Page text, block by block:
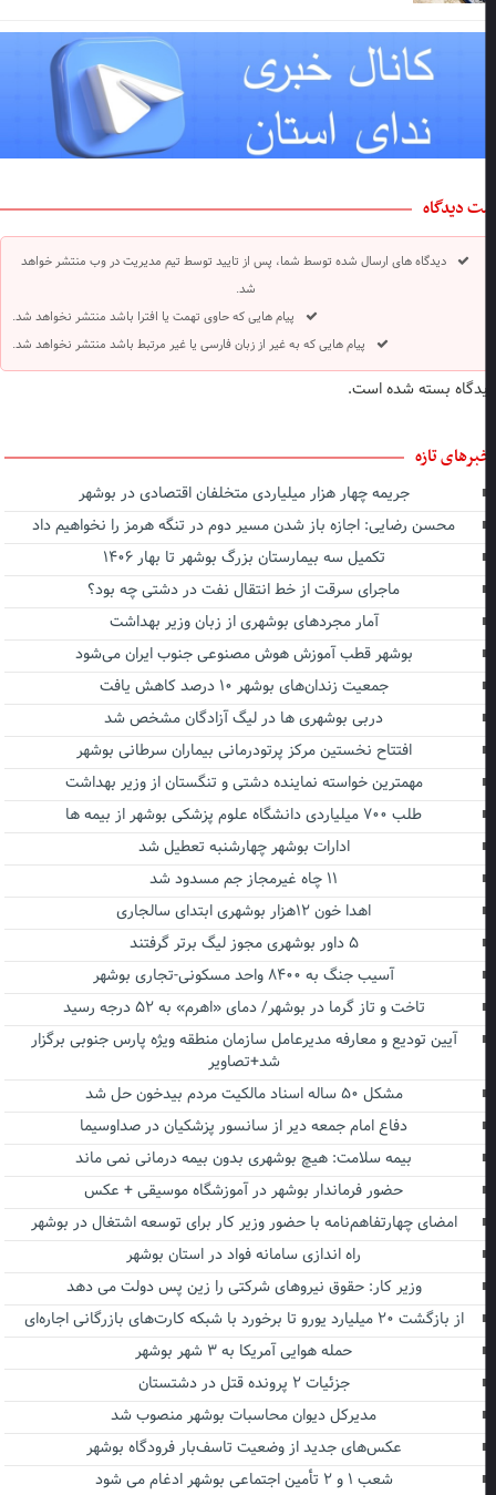
دیدگاه
دیدگاه های ارسال شده توسط شما، پس از تایید توسط تیم مدیریت در وب منتشر خواهد
شد.
پیام هایی که حاوی تهمت یا افترا باشد منتشر نخواهد شد.
پیام هایی که به غیر از زبان فارسی یا غیر مرتبط باشد منتشر نخواهد شد.
بسته شده است.
تازه
جریمه چهار هزار میلیاردی متخلفان اقتصادی در بوشهر
محسن رضایی: اجازه باز شدن مسیر دوم در تنگه هرمز را نخواهیم داد
تکمیل سه بیمارستان بزرگ بوشهر تا بهار ۱۴۰۶
ماجرای سرقت از خط انتقال نفت در دشتی چه بود؟
آمار مجردهای بوشهری از زبان وزیر بهداشت
بوشهر قطب آموزش هوش مصنوعی جنوب ایران می‌شود
جمعیت زندان‌های بوشهر ۱۰ درصد کاهش یافت
دربی بوشهری ها در لیگ آزادگان مشخص شد
افتتاح نخستین مرکز پرتودرمانی بیماران سرطانی بوشهر
مهمترین خواسته نماینده دشتی و تنگستان از وزیر بهداشت
طلب ۷۰۰ میلیاردی دانشگاه علوم پزشکی بوشهر از بیمه ها
ادارات بوشهر چهارشنبه تعطیل شد
اهدا خون ۱۲هزار بوشهری ابتدای سالجاری
آسیب جنگ به ۸۴۰۰ واحد مسکونی-تجاری بوشهر
تاخت و تاز گرما در بوشهر/ دمای «اهرم» به ۵۲ درجه رسید
آیین تودیع و معارفه مدیرعامل سازمان منطقه ویژه پارس جنوبی برگزار
شد+تصاویر
مشکل ۵۰ ساله اسناد مالکیت مردم بیدخون حل شد
دفاع امام جمعه دیر از سانسور پزشکیان در صداوسیما
بیمه سلامت: هیچ بوشهری بدون بیمه درمانی نمی ماند
حضور فرماندار بوشهر در آموزشگاه موسیقی + عکس
امضای چهارتفاهم‌نامه با حضور وزیر کار برای توسعه اشتغال در بوشهر
راه اندازی سامانه فواد در استان بوشهر
وزیر کار: حقوق نیروهای شرکتی را زین پس دولت می دهد
از بازگشت ۲۰ میلیارد یورو تا برخورد با شبکه کارت‌های بازرگانی اجاره‌ای
حمله هوایی آمریکا به ۳ شهر بوشهر
جزئیات ۲ پرونده قتل در دشتستان
مدیرکل دیوان محاسبات بوشهر منصوب شد
عکس‌های جدید از وضعیت تاسف‌بار فرودگاه بوشهر
شعب ۱ و ۲ تأمین اجتماعی بوشهر ادغام می شود